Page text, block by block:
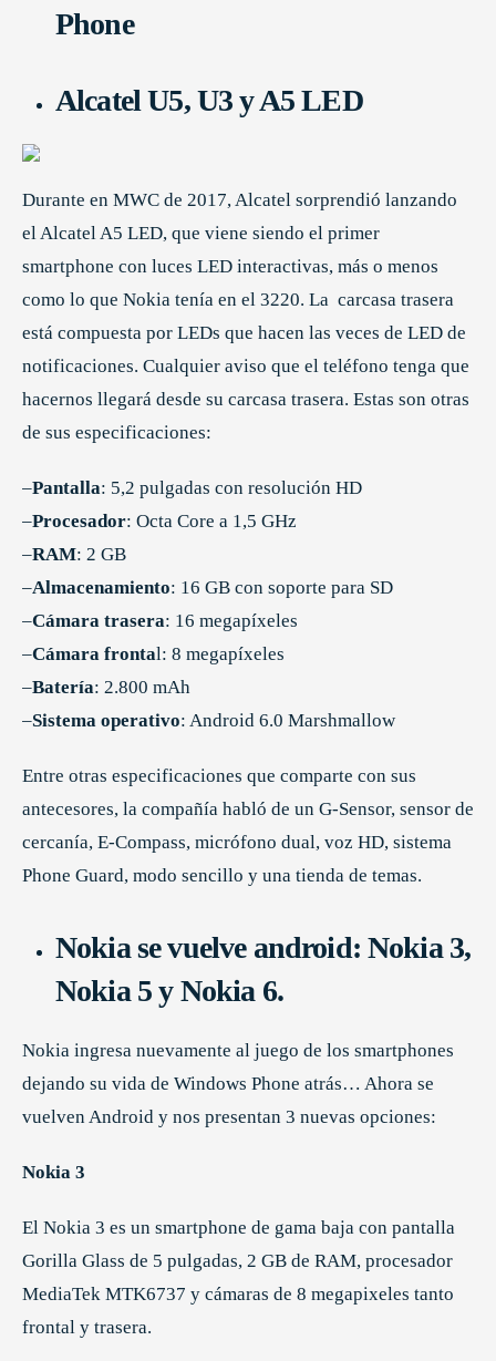
Phone
Alcatel U5, U3 y A5 LED
Durante en MWC de 2017, Alcatel sorprendió lanzando
el Alcatel A5 LED, que viene siendo el primer
smartphone con luces LED interactivas, más o menos
como lo que Nokia tenía en el 3220. La carcasa trasera
está compuesta por LEDs que hacen las veces de LED de
notificaciones. Cualquier aviso que el teléfono tenga que
hacernos llegará desde su carcasa trasera. Estas son otras
de sus especificaciones:
–Pantalla: 5,2 pulgadas con resolución HD
–Procesador: Octa Core a 1,5 GHz
–RAM: 2 GB
–Almacenamiento: 16 GB con soporte para SD
–Cámara trasera: 16 megapíxeles
–Cámara frontal: 8 megapíxeles
–Batería: 2.800 mAh
–Sistema operativo: Android 6.0 Marshmallow
Entre otras especificaciones que comparte con sus
antecesores, la compañía habló de un G-Sensor, sensor de
cercanía, E-Compass, micrófono dual, voz HD, sistema
Phone Guard, modo sencillo y una tienda de temas.
Nokia se vuelve android:Nokia 3,
Nokia 5 y Nokia 6.
Nokia ingresa nuevamente al juego de los smartphones
dejando su vida de Windows Phone atrás… Ahora se
vuelven Android y nos presentan 3 nuevas opciones:
Nokia 3
El Nokia 3 es un smartphone de gama baja con pantalla
Gorilla Glass de 5 pulgadas, 2 GB de RAM, procesador
MediaTek MTK6737 y cámaras de 8 megapixeles tanto
frontal y trasera.